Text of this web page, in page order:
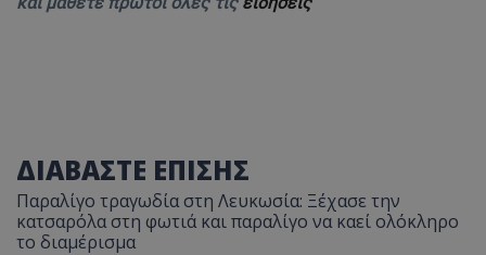
ΔΙΑΒΑΣΤΕ ΕΠΙΣΗΣ
Παραλίγο τραγωδία στη Λευκωσία: Ξέχασε την
κατσαρόλα στη φωτιά και παραλίγο να καεί ολόκληρο
το διαμέρισμα